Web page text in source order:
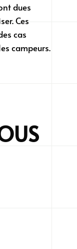
dues
Ces
cas
campeurs.